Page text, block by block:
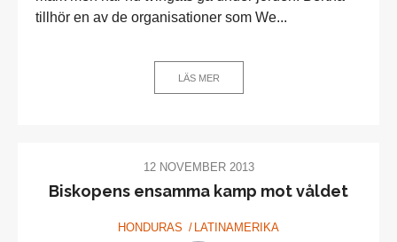
tillhör en av de organisationer som We...
LÄS MER
12 NOVEMBER 2013
Biskopens ensamma kamp mot våldet
HONDURAS LATINAMERIKA